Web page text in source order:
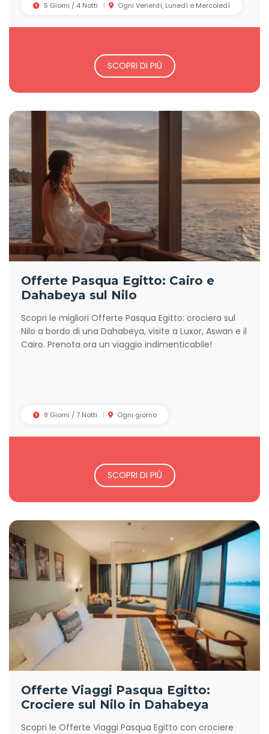
5 Giorni / 4 Notti Ogni Venerdì, Lunedì e Mercoledì
SCOPRI DI PIÙ
Offerte Pasqua Egitto: Cairo e
Dahabeya sul Nilo
Scopri le migliori Offerte Pasqua Egitto: crociera sul
Nilo a bordo di una Dahabeya, visite a Luxor, Aswan e il
Cairo. Prenota ora un viaggio indimenticabile!
8 Giorni / 7 Notti Ogni giorno
SCOPRI DI PIÙ
Offerte Viaggi Pasqua Egitto:
Crociere sul Nilo in Dahabeya
Scopri le Offerte Viaggi Pasqua Egitto con crociere